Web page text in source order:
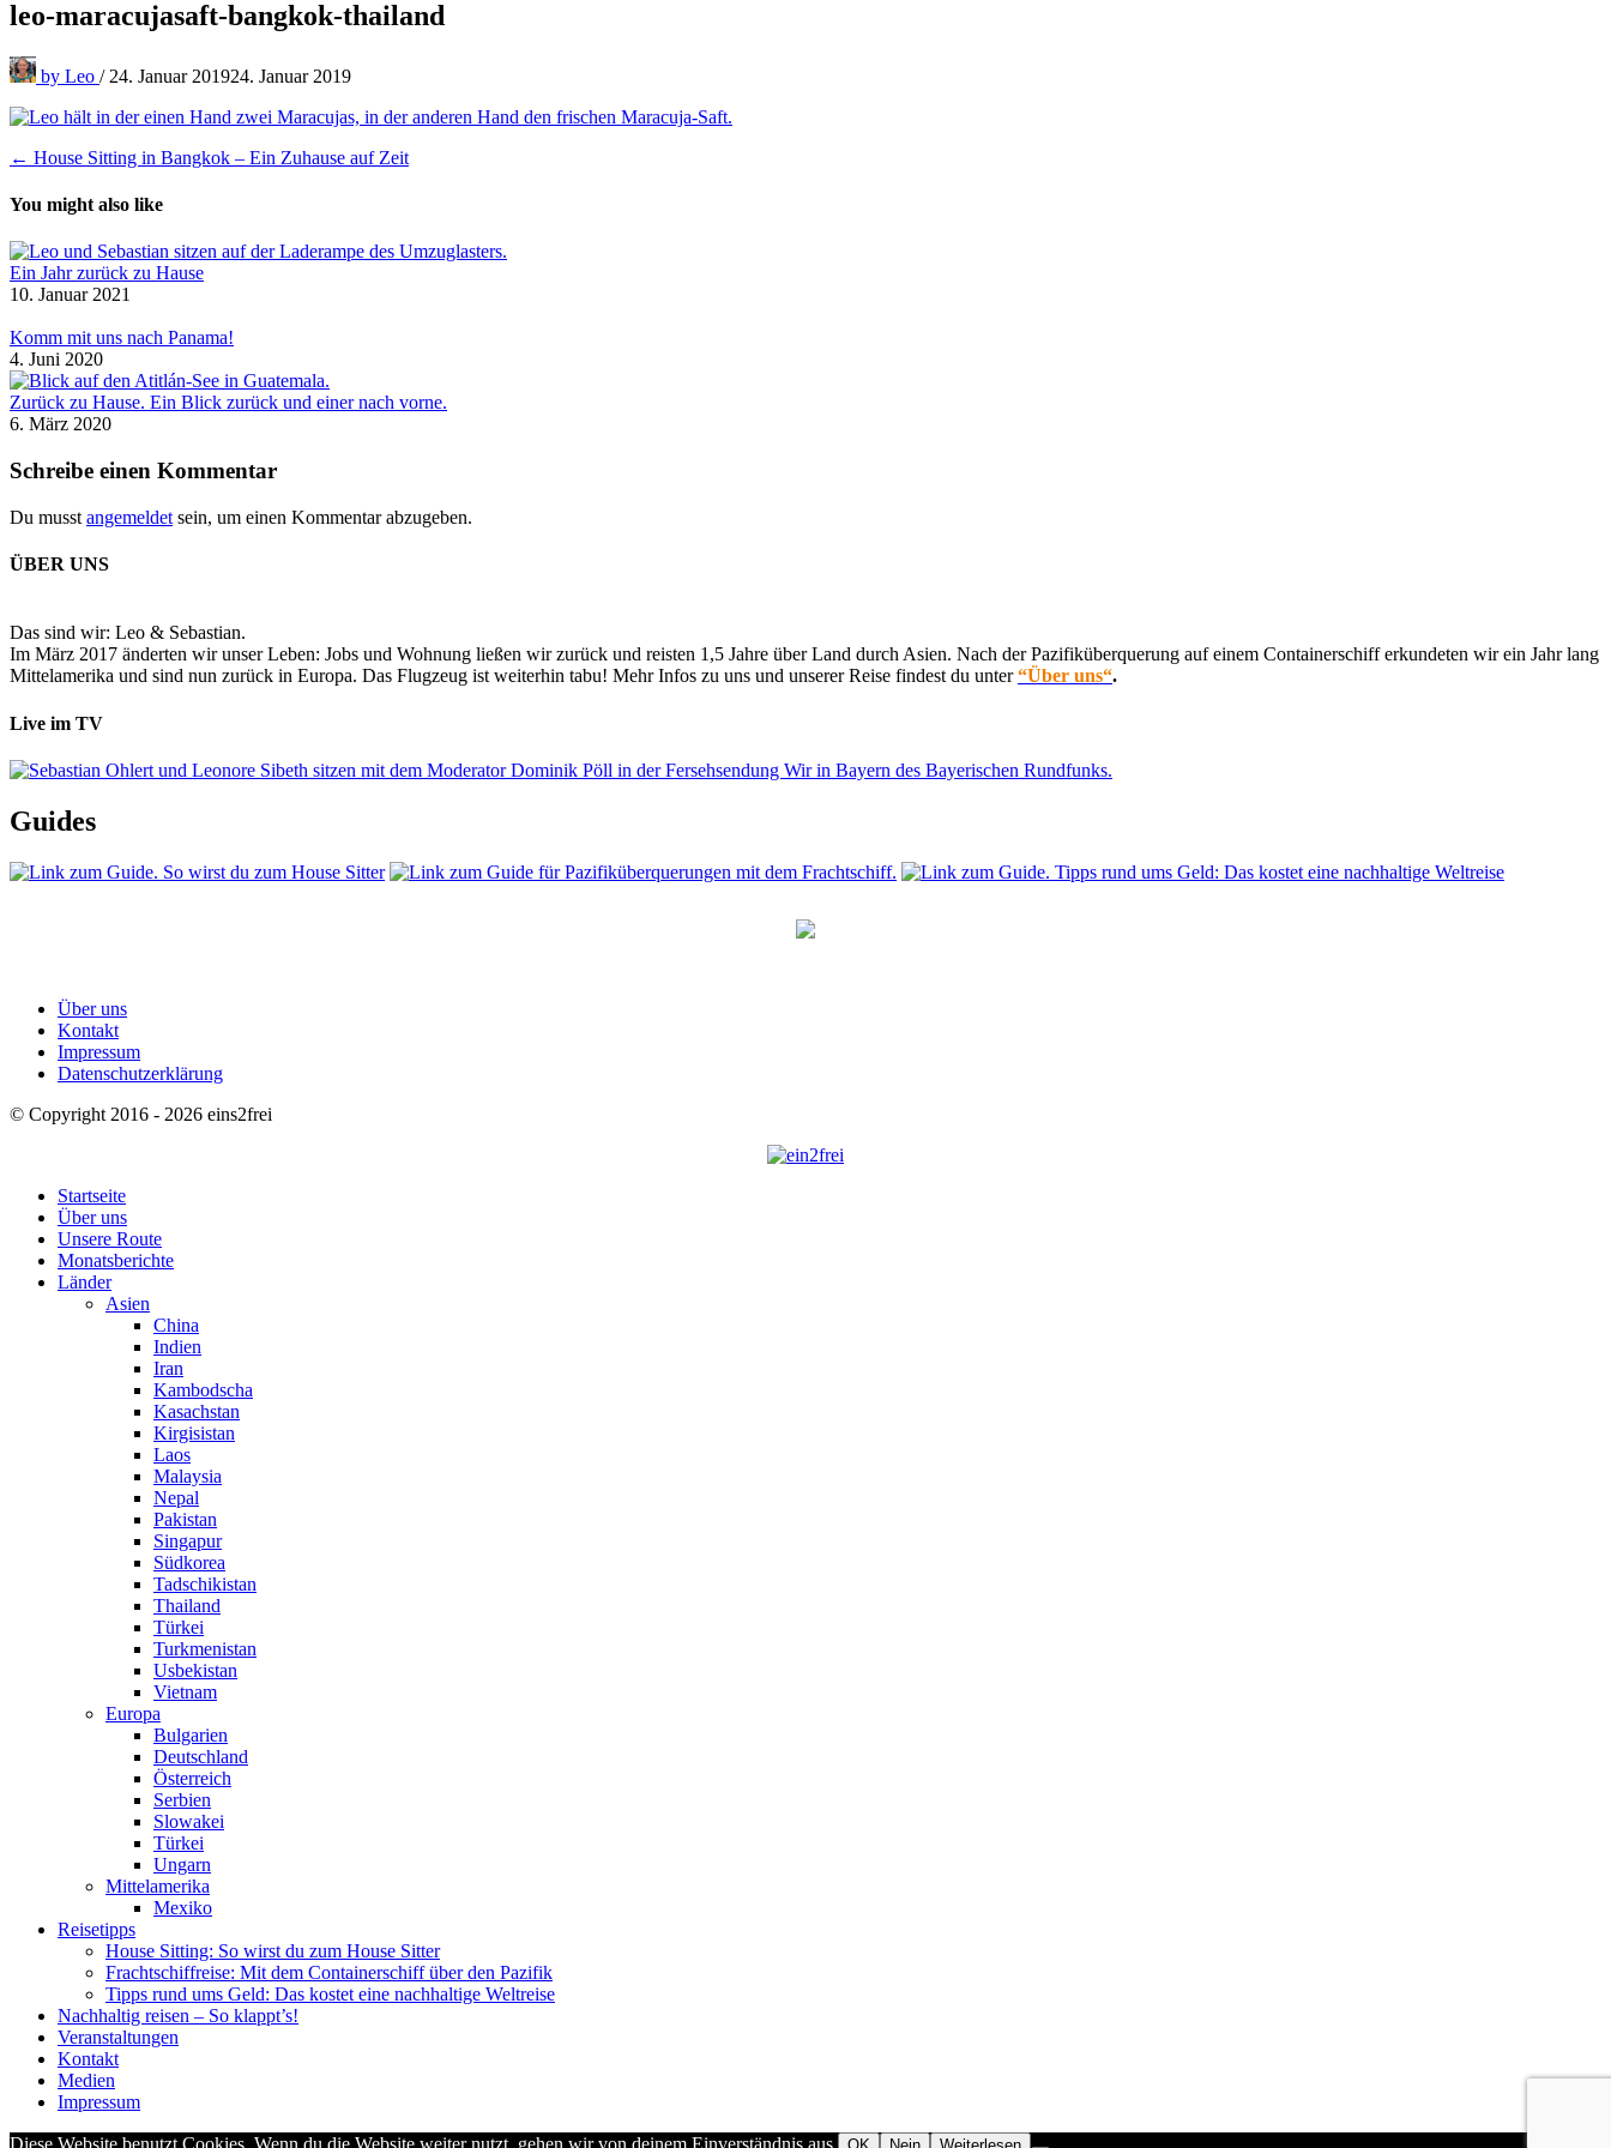
leo-maracujasaft-bangkok-thailand
by Leo / 24. Januar 201924. Januar 2019
Beitragsnavigation
← House Sitting in Bangkok – Ein Zuhause auf Zeit
You might also like
Ein Jahr zurück zu Hause
10. Januar 2021
Komm mit uns nach Panama!
4. Juni 2020
Zurück zu Hause. Ein Blick zurück und einer nach vorne.
6. März 2020
Schreibe einen Kommentar
Du musst angemeldet sein, um einen Kommentar abzugeben.
ÜBER UNS
Das sind wir: Leo & Sebastian.
Im März 2017 änderten wir unser Leben: Jobs und Wohnung ließen wir zurück und reisten 1,5 Jahre über Land durch Asien. Nach der Pazifiküberquerung auf einem Containerschiff erkundeten wir ein Jahr lang
Mittelamerika und sind nun zurück in Europa. Das Flugzeug ist weiterhin tabu! Mehr Infos zu uns und unserer Reise findest du unter“Über uns“.
Live im TV
Guides
Über uns
Kontakt
Impressum
Datenschutzerklärung
© Copyright 2016 - 2026 eins2frei
Startseite
Über uns
Unsere Route
Monatsberichte
Länder
Asien
China
Indien
Iran
Kambodscha
Kasachstan
Kirgisistan
Laos
Malaysia
Nepal
Pakistan
Singapur
Südkorea
Tadschikistan
Thailand
Türkei
Turkmenistan
Usbekistan
Vietnam
Europa
Bulgarien
Deutschland
Österreich
Serbien
Slowakei
Türkei
Ungarn
Mittelamerika
Mexiko
Reisetipps
House Sitting: So wirst du zum House Sitter
Frachtschiffreise: Mit dem Containerschiff über den Pazifik
Tipps rund ums Geld: Das kostet eine nachhaltige Weltreise
Nachhaltig reisen – So klappt’s!
Veranstaltungen
Kontakt
Medien
Impressum
Diese Website benutzt Cookies. Wenn du die Website weiter nutzt, gehen wir von deinem Einverständnis aus.